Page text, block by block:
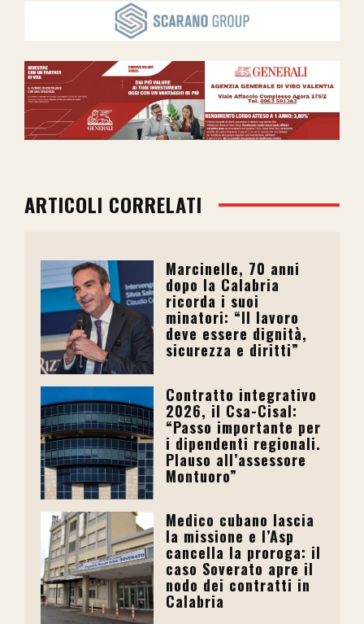
ARTICOLI CORRELATI
Marcinelle, 70 anni
dopo la Calabria
ricorda i suoi
minatori: “Il lavoro
deve essere dignità,
sicurezza e diritti”
Contratto integrativo
2026, il Csa-Cisal:
“Passo importante per
i dipendenti regionali.
Plauso all’assessore
Montuoro”
Medico cubano lascia
la missione e l’Asp
cancella la proroga: il
caso Soverato apre il
nodo dei contratti in
Calabria